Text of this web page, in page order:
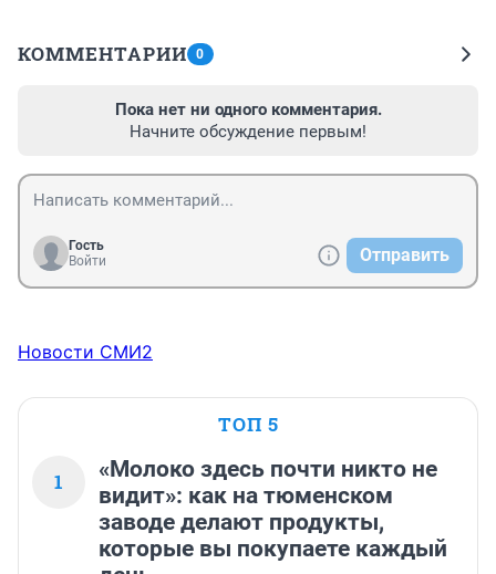
КОММЕНТАРИИ 0
Пока нет ни одного комментария.
Начните обсуждение первым!
Гость
Войти
Отправить
Новости СМИ2
ТОП 5
1
«Молоко здесь почти никто не
видит»: как на тюменском
заводе делают продукты,
которые вы покупаете каждый